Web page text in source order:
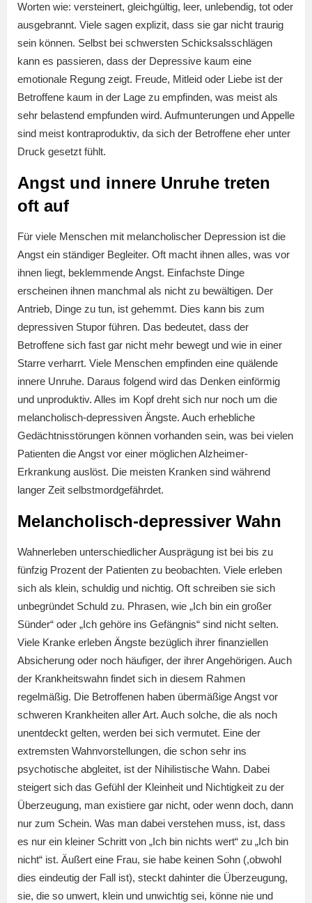
Worten wie: versteinert, gleichgültig, leer, unlebendig, tot oder
ausgebrannt. Viele sagen explizit, dass sie gar nicht traurig
sein können. Selbst bei schwersten Schicksalsschlägen
kann es passieren, dass der Depressive kaum eine
emotionale Regung zeigt. Freude, Mitleid oder Liebe ist der
Betroffene kaum in der Lage zu empfinden, was meist als
sehr belastend empfunden wird. Aufmunterungen und Appelle
sind meist kontraproduktiv, da sich der Betroffene eher unter
Druck gesetzt fühlt.
Angst und innere Unruhe treten
oft auf
Für viele Menschen mit melancholischer Depression ist die
Angst ein ständiger Begleiter. Oft macht ihnen alles, was vor
ihnen liegt, beklemmende Angst. Einfachste Dinge
erscheinen ihnen manchmal als nicht zu bewältigen. Der
Antrieb, Dinge zu tun, ist gehemmt. Dies kann bis zum
depressiven Stupor führen. Das bedeutet, dass der
Betroffene sich fast gar nicht mehr bewegt und wie in einer
Starre verharrt. Viele Menschen empfinden eine quälende
innere Unruhe. Daraus folgend wird das Denken einförmig
und unproduktiv. Alles im Kopf dreht sich nur noch um die
melancholisch-depressiven Ängste. Auch erhebliche
Gedächtnisstörungen können vorhanden sein, was bei vielen
Patienten die Angst vor einer möglichen Alzheimer-
Erkrankung auslöst. Die meisten Kranken sind während
langer Zeit selbstmordgefährdet.
Melancholisch-depressiver Wahn
Wahnerleben unterschiedlicher Ausprägung ist bei bis zu
fünfzig Prozent der Patienten zu beobachten. Viele erleben
sich als klein, schuldig und nichtig. Oft schreiben sie sich
unbegründet Schuld zu. Phrasen, wie „Ich bin ein großer
Sünder“ oder „Ich gehöre ins Gefängnis“ sind nicht selten.
Viele Kranke erleben Ängste bezüglich ihrer finanziellen
Absicherung oder noch häufiger, der ihrer Angehörigen. Auch
der Krankheitswahn findet sich in diesem Rahmen
regelmäßig. Die Betroffenen haben übermäßige Angst vor
schweren Krankheiten aller Art. Auch solche, die als noch
unentdeckt gelten, werden bei sich vermutet. Eine der
extremsten Wahnvorstellungen, die schon sehr ins
psychotische abgleitet, ist der Nihilistische Wahn. Dabei
steigert sich das Gefühl der Kleinheit und Nichtigkeit zu der
Überzeugung, man existiere gar nicht, oder wenn doch, dann
nur zum Schein. Was man dabei verstehen muss, ist, dass
es nur ein kleiner Schritt von „Ich bin nichts wert“ zu „Ich bin
nicht“ ist. Äußert eine Frau, sie habe keinen Sohn (,obwohl
dies eindeutig der Fall ist), steckt dahinter die Überzeugung,
sie, die so unwert, klein und unwichtig sei, könne nie und